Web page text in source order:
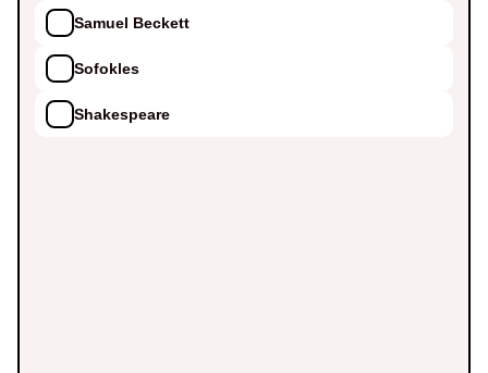
Samuel Beckett
Sofokles
Shakespeare